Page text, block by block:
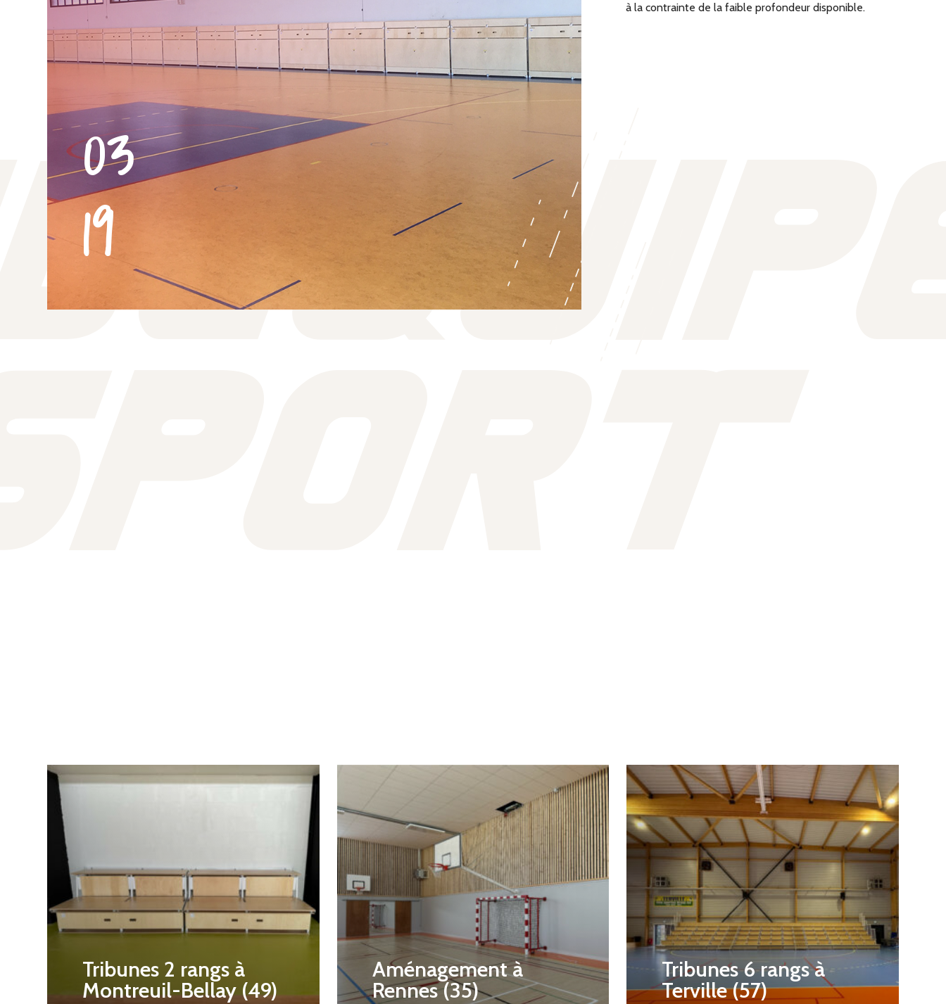
03
19
à la contrainte de la faible profondeur disponible.
Tribunes 2 rangs à
Montreuil-Bellay (49)
Aménagement à
Rennes (35)
Tribunes 6 rangs à
Terville (57)